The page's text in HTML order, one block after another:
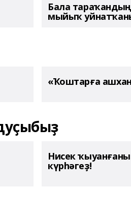
Бала тараҡандың
мыйыҡ
«Ҡоштарға
Нисек
күрһәгеҙ!